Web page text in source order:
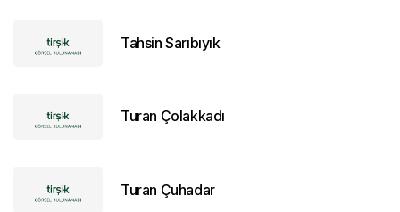
Tahsin Sarıbıyık
Turan Çolakkadı
Turan Çuhadar